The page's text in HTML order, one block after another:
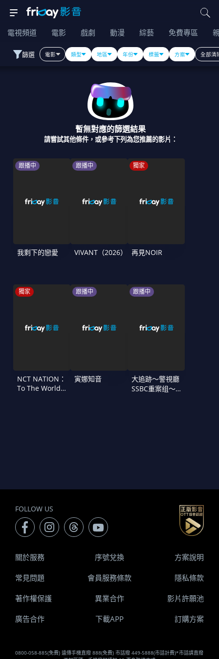
電視頻道 電影 戲劇 動漫 綜藝 免費專區
篩選 電影 類型 地區 年份 標籤 方案 全部清
暫無對應的篩選結果
請嘗試其他條件，或參考下列為您推薦的影片：
跟播中
我剩下的戀愛
跟播中
VIVANT（2026）
獨家
再見NOIR
獨家
NCT NATION：
To The World
跟播中
寅娜知音
跟播中
大追跡〜警視廳
SSBC重案组〜
FOLLOW US
0800-058-885(免費) 遠傳手機直撥 888(免費) 市話撥 449-5888(市話計費)*市話請直撥
關於服務 序號兌換 方案說明
常見問題 會員服務條款 隱私條款
著作權保護 異業合作 影片許願池
廣告合作 下載APP 訂購方案